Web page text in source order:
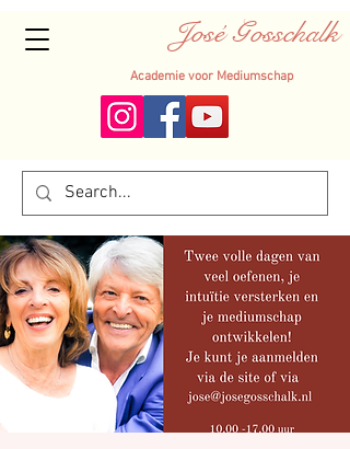
José Gosschalk
Academie voor Mediumschap